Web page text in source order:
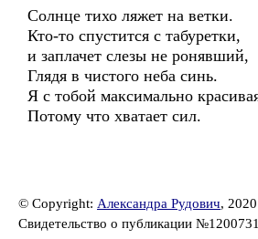
Солнце тихо ляжет на ветки.
Кто-то спустится с табуретки,
и заплачет слезы не ронявший,
Глядя в чистого неба синь.
Я с тобой максимально
Потому что хватает сил.
© Copyright: Александра Рудович, 2020
Свидетельство о публикации